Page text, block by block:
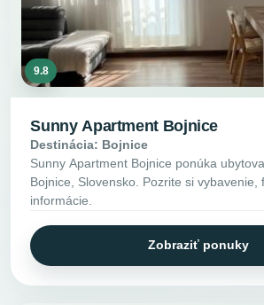
9.8
Sunny Apartment Bojnice
Destinácia: Bojnice
Sunny Apartment Bojnice ponúka
Bojnice, Slovensko. Pozrite si vybavenie,
informácie.
Zobraziť ponuky